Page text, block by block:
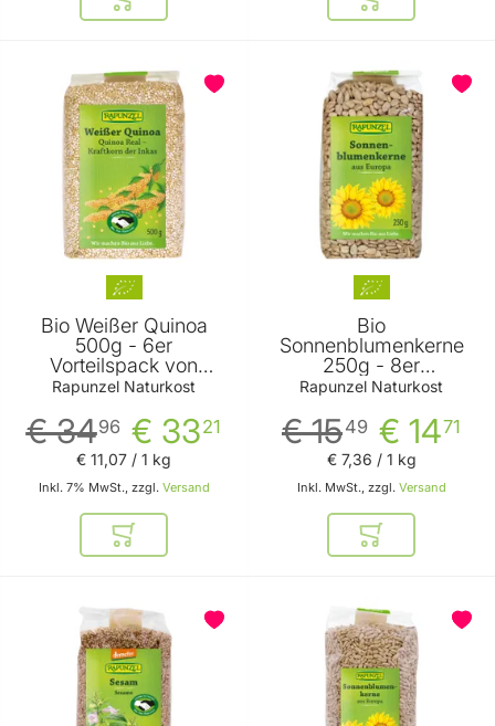
In den Warenkorb In den
Bio Weißer Quinoa
500g - 6er
Vorteilspack von
Rapunzel Naturkost
Rapunzel Naturkost
€ 3321
€ 3496
Inkl. 7% MwSt., zzgl. Versand
€ 11,07 / 1 kg
In den Warenkorb
Bio
Sonnenblumenkerne
250g - 8er
Vorteilspack von
Rapunzel Naturkost
€ 1471
€ 1549
Inkl. MwSt., zzgl. Versand
€ 7,36 / 1 kg
In den